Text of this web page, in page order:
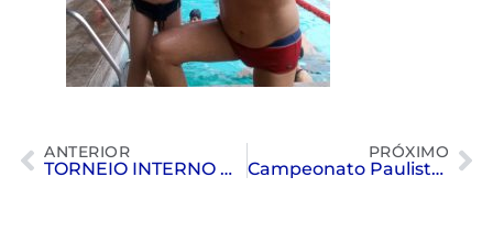
ANTERIOR
TORNEIO INTERNO DE HANDEBOL
PRÓXIMO
Campeonato Paulista de Karatê